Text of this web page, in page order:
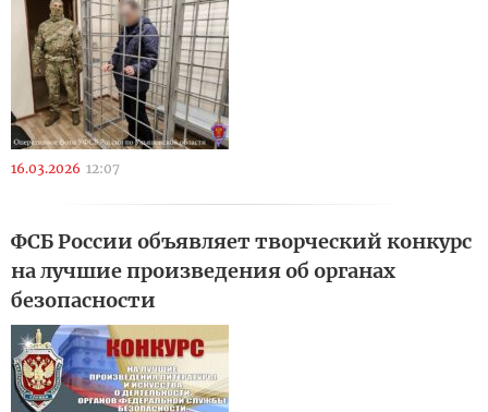
16.03.2026 12:07
ФСБ России объявляет творческий конкурс
на лучшие произведения об органах
безопасности